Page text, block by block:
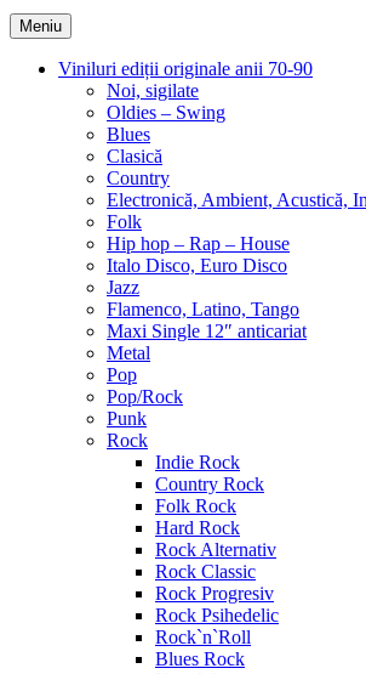
Meniu
Viniluri ediții originale anii 70-90
Noi, sigilate
Oldies – Swing
Blues
Clasică
Country
Electronică, Ambient, Acustică,
Folk
Hip hop – Rap – House
Italo Disco, Euro Disco
Jazz
Flamenco, Latino, Tango
Maxi Single 12″ anticariat
Metal
Pop
Pop/Rock
Punk
Rock
Indie Rock
Country Rock
Folk Rock
Hard Rock
Rock Alternativ
Rock Classic
Rock Progresiv
Rock Psihedelic
Rock`n`Roll
Blues Rock